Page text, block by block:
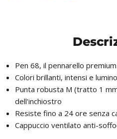
Pen 68, il pennarello
Colori brillanti, intensi e
Punta robusta M (tratto 1
dell'inchiostro
Resiste fino a 24 ore senza
Cappuccio ventilato anti-